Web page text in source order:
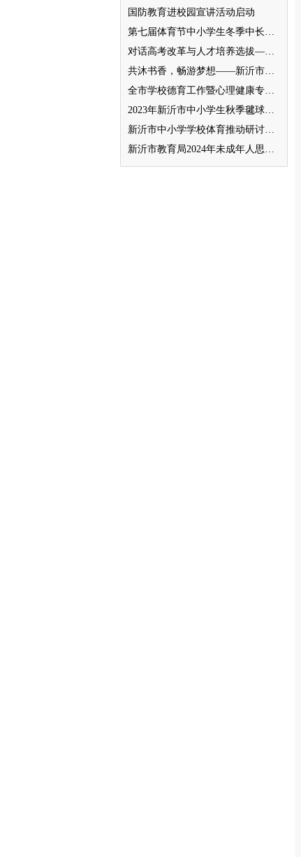
国防教育进校园宣讲活动启动
第七届体育节中小学生冬季中长跑、跳绳比赛举行
对话高考改革与人才培养选拔——我与清北教授面对面
共沐书香，畅游梦想——新沂市缔造完美教室名师工作室到唐店尚营小学捐赠图书
全市学校德育工作暨心理健康专项督导迎检会议召开
2023年新沂市中小学生秋季毽球比赛举行
新沂市中小学学校体育推动研讨会举行
新沂市教育局2024年未成年人思想道德建设工作品牌——家校共育新活力“5A家庭教育陪跑行动”